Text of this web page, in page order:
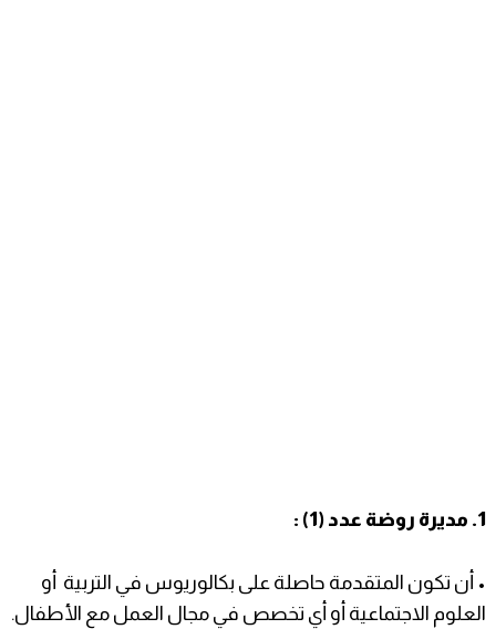
1. مديرة روضة عدد (1) :
• أن تكون المتقدمة حاصلة على بكالوريوس في التربية أو
العلوم الاجتماعية أو أي تخصص في مجال العمل مع الأطفال.